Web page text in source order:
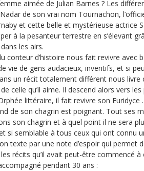
aimée de Julian Barnes ? Les
de son vrai nom Tournachon,
et cette belle et mystérieuse actrice
à la pesanteur terrestre en s’élevant
les airs.
conteur d’histoire nous fait revivre avec
vie de gens audacieux, inventifs, et si
un récit totalement différent nous livre
celle qu’il aime. Il descend alors vers
littéraire, il fait revivre son Euridyce
de son chagrin est poignant. Tout ses
son chagrin et à quel point il ne sera
si semblable à tous ceux qui ont connu
texte par une note d’espoir qui permet
récits qu’il avait peut-être commencé
pendant 30 ans :